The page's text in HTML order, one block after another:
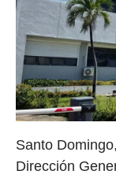
Santo
Dirección